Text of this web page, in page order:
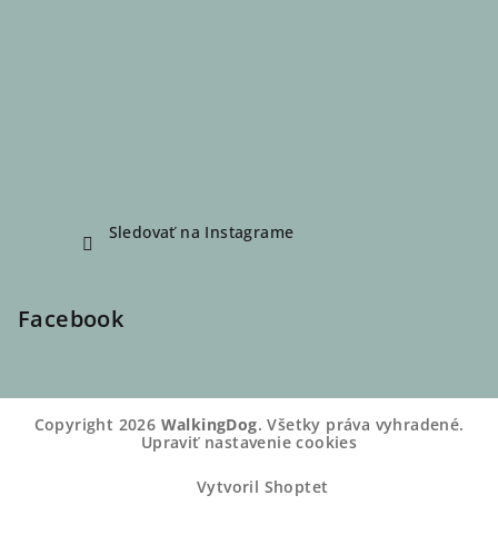
Sledovať na Instagrame
Facebook
Copyright 2026 WalkingDog. Všetky práva vyhradené.
Upraviť nastavenie cookies
Vytvoril Shoptet